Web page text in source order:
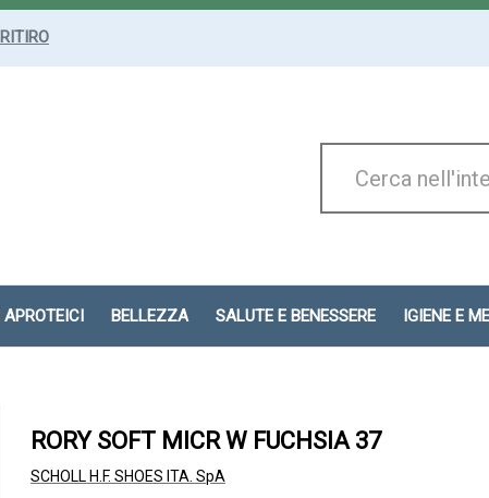
Prodotto
BELLEZZA SALUTE E BENESSERE IGIENE E
RORY SOFT MICR W FUCHSIA 37
SCHOLL H.F. SHOES ITA. SpA